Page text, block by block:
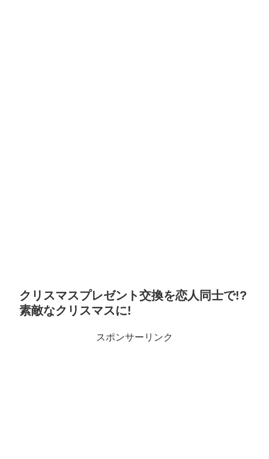
クリスマスプレゼント交換を恋人同士で!?
素敵なクリスマスに!
スポンサーリンク